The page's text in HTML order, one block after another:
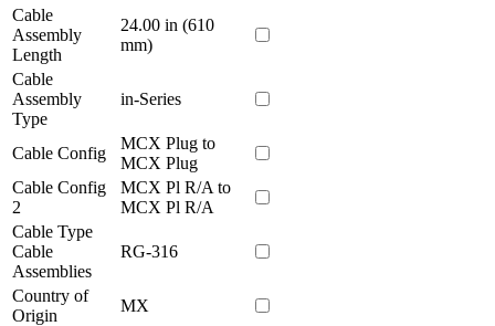
Cable
Assembly
Length
24.00 in (610
mm)
Cable
Assembly
Type
in-Series
Cable Config
MCX Plug to
MCX Plug
Cable Config
2
MCX Pl R/A to
MCX Pl R/A
Cable Type
Cable
Assemblies
RG-316
Country of
Origin
MX